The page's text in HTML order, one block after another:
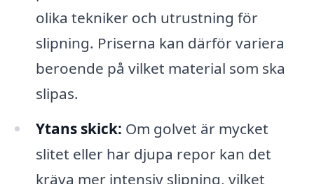
olika tekniker och utrustning för
slipning. Priserna kan därför variera
beroende på vilket material som ska
slipas.
Ytans skick: Om golvet är mycket
slitet eller har djupa repor kan det
kräva mer intensiv slipning, vilket